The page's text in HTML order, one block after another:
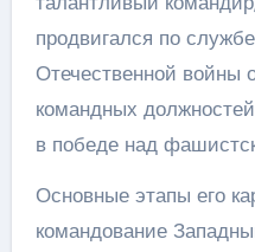
продвигался по
Отечественной войны
командных
в победе над
Основные этапы его
командование